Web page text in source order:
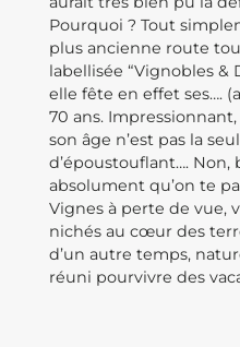
Pourquoi ? Tout
plus ancienne route
labellisée “Vignobles &
elle fête en effet ses….
70 ans. Impressionnant,
son âge n’est pas la
d’époustouflant…. Non,
absolument qu’on te
Vignes à perte de vue,
nichés au cœur des
d’un autre temps,
réuni pourvivre des